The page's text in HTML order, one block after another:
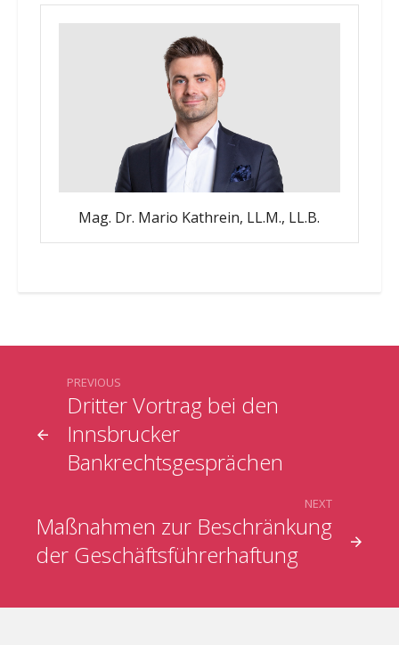
Mag. Dr. Mario Kathrein, LL.M., LL.B.
Dritter Vortrag bei den
Innsbrucker
Bankrechtsgesprächen
PREVIOUS
Maßnahmen zur Beschränkung
der Geschäftsführerhaftung
NEXT